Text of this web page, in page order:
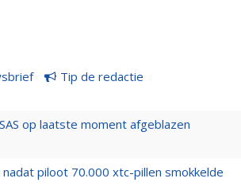
Tip de redactie
op laatste moment afgeblazen
piloot 70.000 xtc-pillen smokkelde